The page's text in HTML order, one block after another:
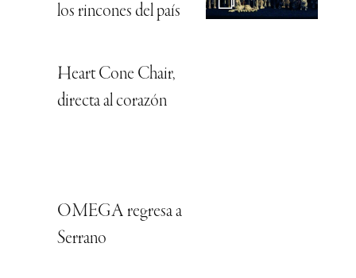
los rincones del país
Heart Cone Chair,
directa al corazón
OMEGA regresa a
Serrano